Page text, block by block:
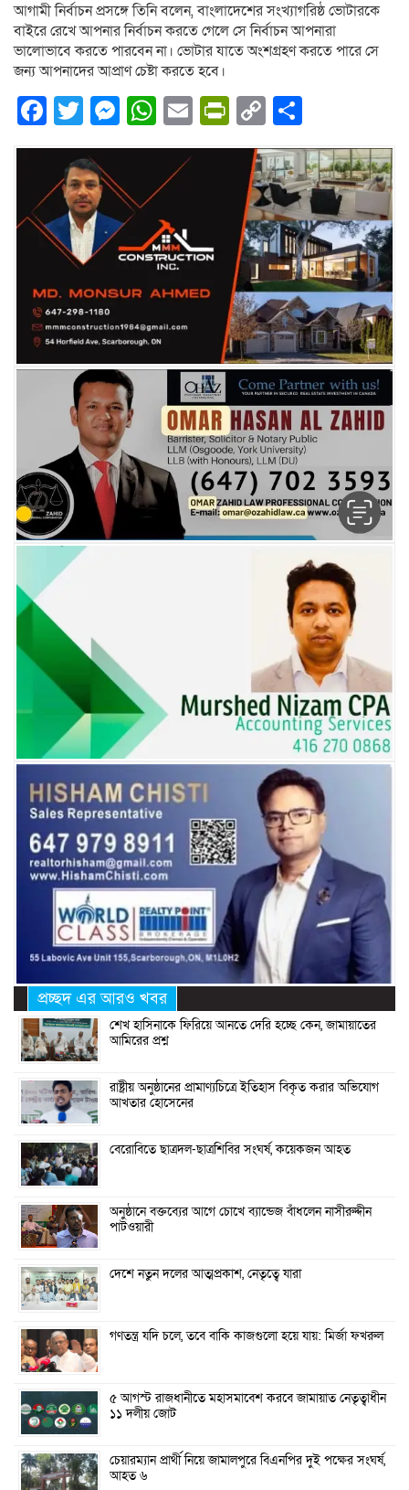
আগামী নির্বাচন প্রসঙ্গে তিনি বলেন, বাংলাদেশের সংখ্যাগরিষ্ঠ ভোটারকে
বাইরে রেখে আপনার নির্বাচন করতে গেলে সে নির্বাচন আপনারা
ভালোভাবে করতে পারবেন না। ভোটার যাতে অংশগ্রহণ করতে পারে সে
জন্য আপনাদের আপ্রাণ চেষ্টা করতে হবে।
Facebook
Twitter
Messenger
WhatsApp
EmailPrintFriendly
Copy
Link
প্রচ্ছদ এর আরও খবর
শেখ হাসিনাকে ফিরিয়ে আনতে দেরি হচ্ছে কেন, জামায়াতের
আমিরের প্রশ্ন
রাষ্ট্রীয় অনুষ্ঠানের প্রামাণ্যচিত্রে ইতিহাস বিকৃত করার অভিযোগ
আখতার হোসেনের
বেরোবিতে ছাত্রদল-ছাত্রশিবির সংঘর্ষ, কয়েকজন আহত
অনুষ্ঠানে বক্তব্যের আগে চোখে ব্যান্ডেজ বাঁধলেন নাসীরুদ্দীন
পাটওয়ারী
দেশে নতুন দলের আত্মপ্রকাশ, নেতৃত্বে যারা
গণতন্ত্র যদি চলে, তবে বাকি কাজগুলো হয়ে যায়: মির্জা ফখরুল
৫ আগস্ট রাজধানীতে মহাসমাবেশ করবে জামায়াত নেতৃত্বাধীন
১১ দলীয় জোট
চেয়ারম্যান প্রার্থী নিয়ে জামালপুরে বিএনপির দুই পক্ষের সংঘর্ষ,
আহত ৬